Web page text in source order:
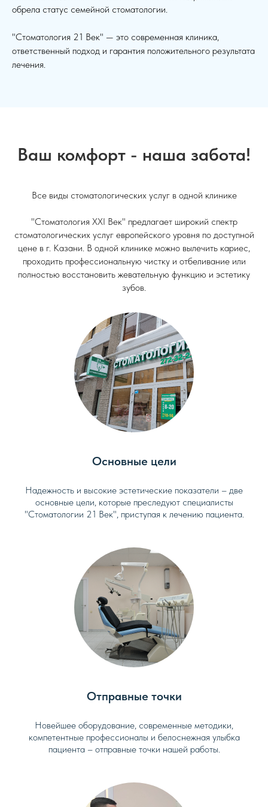
обрела статус семейной стоматологии.
"Стоматология 21 Век" — это современная клиника,
ответственный подход и гарантия положительного результата
лечения.
Ваш комфорт - наша забота!
Все виды стоматологических услуг в одной клинике
"Стоматология XXI Век" предлагает широкий спектр
стоматологических услуг европейского уровня по доступной
цене в г. Казани. В одной клинике можно вылечить кариес,
проходить профессиональную чистку и отбеливание или
полностью восстановить жевательную функцию и эстетику
зубов.
Основные цели
Надежность и высокие эстетические показатели – две
основные цели, которые преследуют специалисты
"Стоматологии 21 Век", приступая к лечению пациента.
Отправные точки
Новейшее оборудование, современные методики,
компетентные профессионалы и белоснежная улыбка
пациента – отправные точки нашей работы.